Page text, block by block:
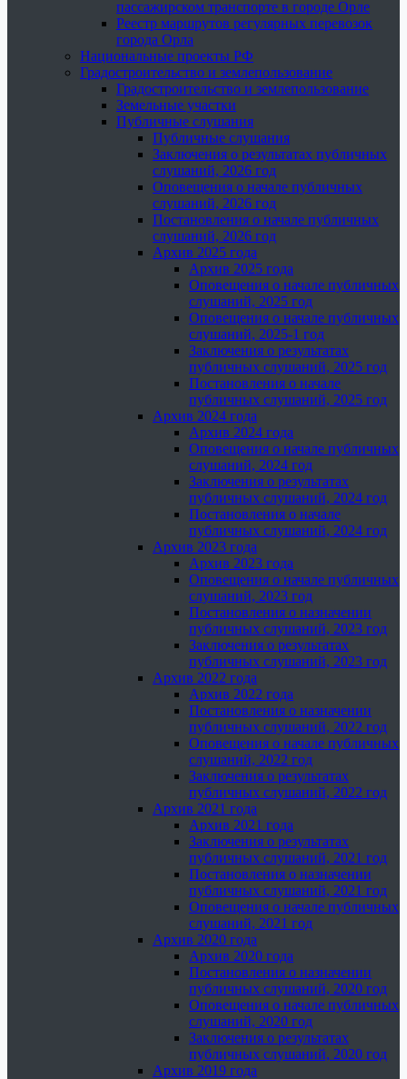
пассажирском транспорте в городе Орле
Реестр маршрутов регулярных перевозок
города Орла
Национальные проекты РФ
Градостроительство и землепользование
Градостроительство и землепользование
Земельные участки
Публичные слушания
Публичные слушания
Заключения о результатах публичных
слушаний, 2026 год
Оповещения о начале публичных
слушаний, 2026 год
Постановления о начале публичных
слушаний, 2026 год
Архив 2025 года
Архив 2025 года
Оповещения о начале публичных
слушаний, 2025 год
Оповещения о начале публичных
слушаний, 2025-1 год
Заключения о результатах
публичных слушаний, 2025 год
Постановления о начале
публичных слушаний, 2025 год
Архив 2024 года
Архив 2024 года
Оповещения о начале публичных
слушаний, 2024 год
Заключения о результатах
публичных слушаний, 2024 год
Постановления о начале
публичных слушаний, 2024 год
Архив 2023 года
Архив 2023 года
Оповещения о начале публичных
слушаний, 2023 год
Постановления о назначении
публичных слушаний, 2023 год
Заключения о результатах
публичных слушаний, 2023 год
Архив 2022 года
Архив 2022 года
Постановления о назначении
публичных слушаний, 2022 год
Оповещения о начале публичных
слушаний, 2022 год
Заключения о результатах
публичных слушаний, 2022 год
Архив 2021 года
Архив 2021 года
Заключения о результатах
публичных слушаний, 2021 год
Постановления о назначении
публичных слушаний, 2021 год
Оповещения о начале публичных
слушаний, 2021 год
Архив 2020 года
Архив 2020 года
Постановления о назначении
публичных слушаний, 2020 год
Оповещения о начале публичных
слушаний, 2020 год
Заключения о результатах
публичных слушаний, 2020 год
Архив 2019 года